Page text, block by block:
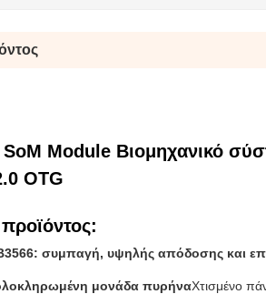
Module Βιομηχανικό
OTG
συμπαγή, υψηλής απόδοσης και
μονάδα πυρήναΧτισμένο